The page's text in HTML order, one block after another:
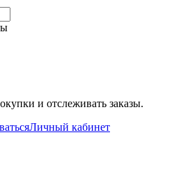
и отслеживать заказы.
Личный кабинет